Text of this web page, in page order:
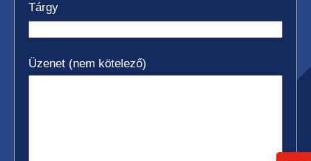
Tárgy
Üzenet (nem kötelező)